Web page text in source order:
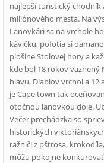
najlepší turistický chodník
miliónového mesta. Na
Lanovkári sa na vrchole
kávičku, pofotia si
plošine Stolovej hory a
kde bol 18 rokov väznený
hlavu, Diablov vrchol a 12
je Cape town tak
otočnou lanovkou dole.
Večer prechádzka so
historických
ražniči z pštrosa,
môžu pokojne